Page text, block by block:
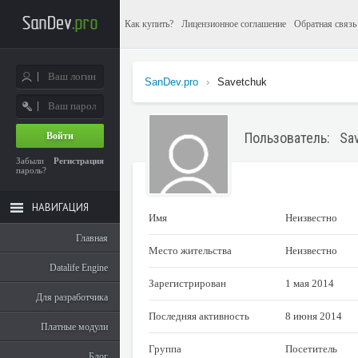
Как купить? Лицензионное соглашение Обратная связь
SanDev.pro › Savetchuk
Пользователь:
Имя Неизвестно
Место жительства Неизвестно
Зарегистрирован 1 мая 2014
Последняя активность 8 июня 2014
Группа Посетитель
Войти
Регистрация
Забыли
пароль?
НАВИГАЦИЯ
Главная
Datalife Engine
Для разработчика
Платные модули